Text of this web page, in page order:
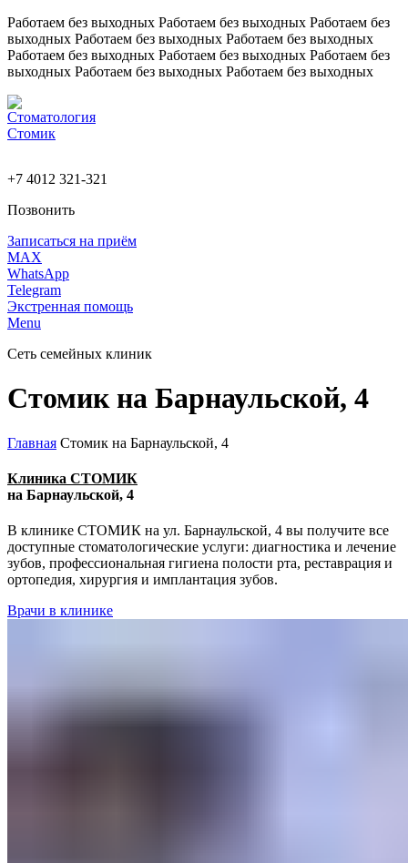
Работаем без выходных Работаем без выходных Работаем без
выходных Работаем без выходных Работаем без выходных
Работаем без выходных Работаем без выходных Работаем без
выходных Работаем без выходных Работаем без выходных
+7 4012 321-321
Позвонить
Записаться на приём
MAX
WhatsApp
Telegram
Экстренная помощь
Menu
Сеть семейных клиник
Стомик на Барнаульской, 4
Главная Стомик на Барнаульской, 4
Клиника СТОМИК
на Барнаульской, 4
В клинике СТОМИК на ул. Барнаульской, 4 вы получите все
доступные стоматологические услуги: диагностика и лечение
зубов, профессиональная гигиена полости рта, реставрация и
ортопедия, хирургия и имплантация зубов.
Врачи в клинике